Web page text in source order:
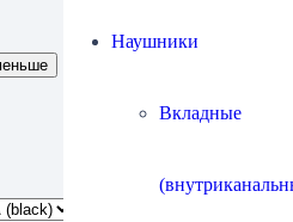
Наушники
Вкладные